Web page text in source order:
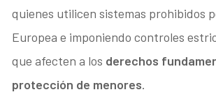
quienes utilicen sistemas prohibidos
Europea e imponiendo controles
que afecten a los derechos
protección de menores.